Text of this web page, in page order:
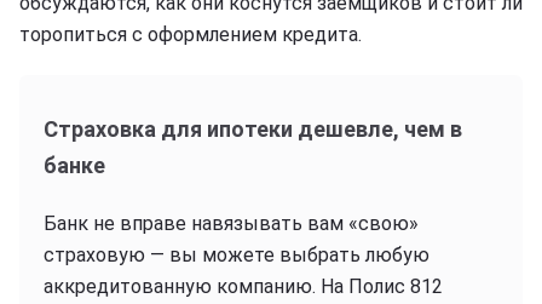
торопиться с оформлением кредита.
Страховка для ипотеки дешевле, чем в
банке
Банк не вправе навязывать вам «свою»
страховую — вы можете выбрать любую
аккредитованную компанию. На Полис 812